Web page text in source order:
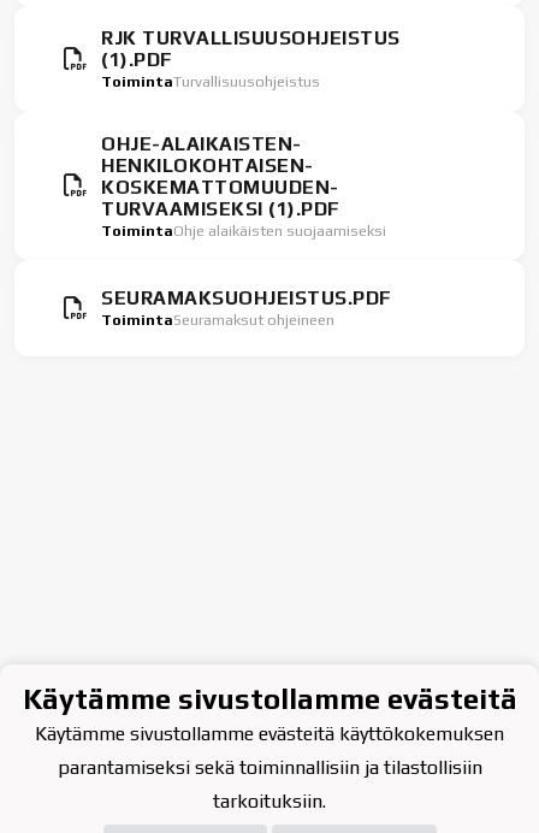
RJK TURVALLISUUSOHJEISTUS
(1).PDF
ToimintaTurvallisuusohjeistus
OHJE-ALAIKAISTEN-
HENKILOKOHTAISEN-
KOSKEMATTOMUUDEN-
TURVAAMISEKSI (1).PDF
ToimintaOhje alaikäisten suojaamiseksi
SEURAMAKSUOHJEISTUS.PDF
ToimintaSeuramaksut ohjeineen
Käytämme sivustollamme evästeitä
Käytämme sivustollamme evästeitä käyttökokemuksen
parantamiseksi sekä toiminnallisiin ja tilastollisiin
tarkoituksiin.